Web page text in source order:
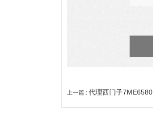
上一篇 : 代理西门子